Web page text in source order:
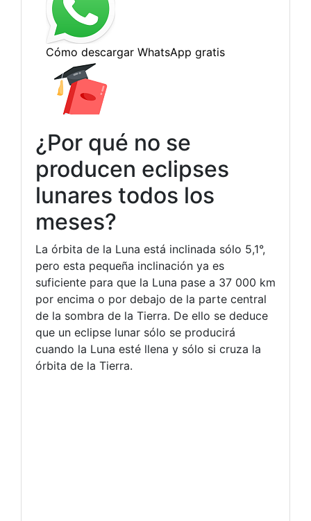
¿Por qué no se
producen eclipses
lunares todos los
meses?
La órbita de la Luna está inclinada sólo 5,1°,
pero esta pequeña inclinación ya es
suficiente para que la Luna pase a 37 000 km
por encima o por debajo de la parte central
de la sombra de la Tierra. De ello se deduce
que un eclipse lunar sólo se producirá
cuando la Luna esté llena y sólo si cruza la
órbita de la Tierra.